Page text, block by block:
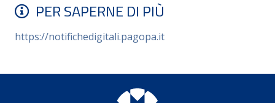
impreseun’opportunità:
di risparmio:minori costi di notificazione e
di avere più tempo:niente più code o attese
allo sportello per il ritiro delle raccomandate
PER SAPERNE DI PIÙ
https://notifichedigitali.pagopa.it